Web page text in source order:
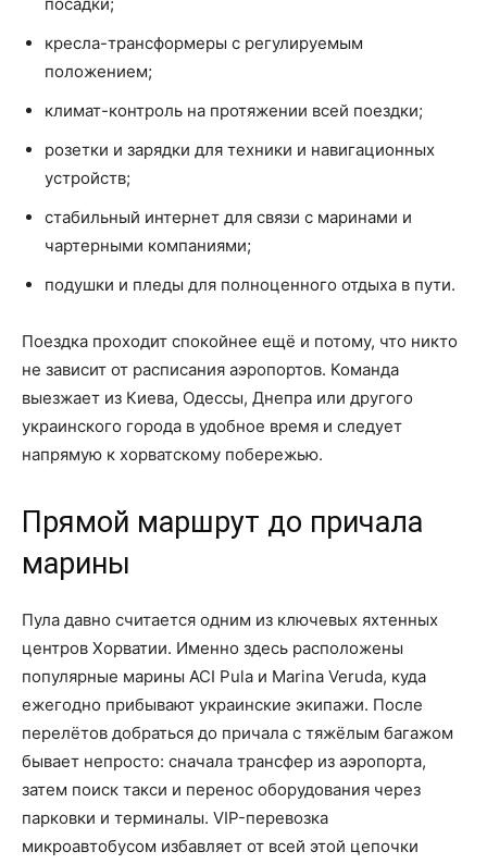
кресла-трансформеры с регулируемым
положением;
климат-контроль на протяжении всей поездки;
розетки и зарядки для техники и навигационных
устройств;
стабильный интернет для связи с маринами и
чартерными компаниями;
подушки и пледы для полноценного отдыха в пути.
Поездка проходит спокойнее ещё и потому, что никто
не зависит от расписания аэропортов. Команда
выезжает из Киева, Одессы, Днепра или другого
украинского города в удобное время и следует
напрямую к хорватскому побережью.
Прямой маршрут до причала
марины
Пула давно считается одним из ключевых яхтенных
центров Хорватии. Именно здесь расположены
популярные марины ACI Pula и Marina Veruda, куда
ежегодно прибывают украинские экипажи. После
перелётов добраться до причала с тяжёлым багажом
бывает непросто: сначала трансфер из аэропорта,
затем поиск такси и перенос оборудования через
парковки и терминалы. VIP-перевозка
микроавтобусом избавляет от всей этой цепочки